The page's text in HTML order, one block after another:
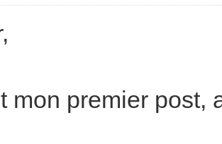
mon premier post,